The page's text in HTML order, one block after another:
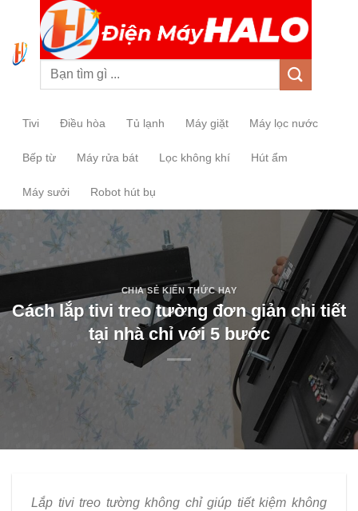
Tivi Điều hòa Tủ lạnh Máy giặt Máy lọc nước
Bếp từ Máy rửa bát Lọc không khí Hút ẩm
Máy sưởi Robot hút bụ
CHIA SẺ KIẾN THỨC HAY
Cách lắp tivi treo tường đơn giản chi tiết
tại nhà chỉ với 5 bước
Lắp tivi treo tường không chỉ giúp tiết kiệm không